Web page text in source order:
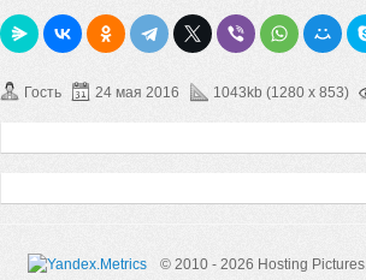
Гость 24 мая 2016 1043kb (1280 x 853)
© 2010 - 2026 Hosting Pictures.